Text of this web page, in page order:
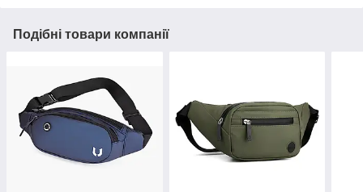
Подібні товари компанії